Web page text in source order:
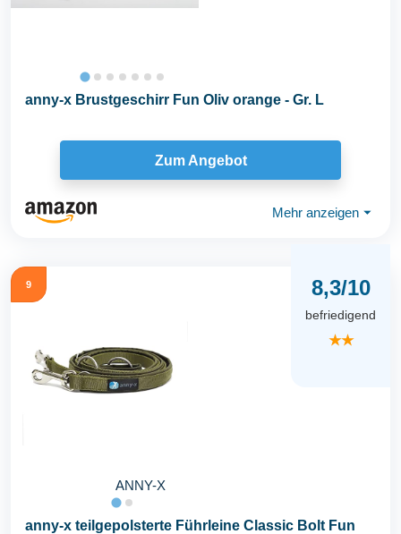
anny-x Brustgeschirr Fun Oliv orange - Gr. L
Zum Angebot
Mehr anzeigen ⏷
9
ANNY-X
8,3/10
befriedigend
★★
anny-x teilgepolsterte Führleine Classic Bolt Fun